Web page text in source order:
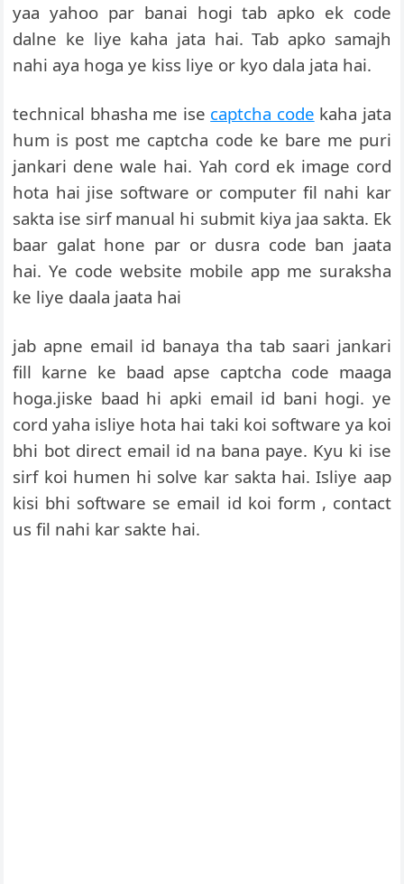
yaa yahoo par banai hogi tab apko ek code
dalne ke liye kaha jata hai. Tab apko samajh
nahi aya hoga ye kiss liye or kyo dala jata hai.
technical bhasha me ise captcha code kaha jata
hum is post me captcha code ke bare me puri
jankari dene wale hai. Yah cord ek image cord
hota hai jise software or computer fil nahi kar
sakta ise sirf manual hi submit kiya jaa sakta. Ek
baar galat hone par or dusra code ban jaata
hai. Ye code website mobile app me suraksha
ke liye daala jaata hai
jab apne email id banaya tha tab saari jankari
fill karne ke baad apse captcha code maaga
hoga.jiske baad hi apki email id bani hogi. ye
cord yaha isliye hota hai taki koi software ya koi
bhi bot direct email id na bana paye. Kyu ki ise
sirf koi humen hi solve kar sakta hai. Isliye aap
kisi bhi software se email id koi form , contact
us fil nahi kar sakte hai.